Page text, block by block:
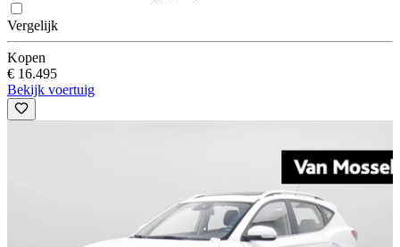
Vergelijk
Kopen
€ 16.495
Bekijk voertuig